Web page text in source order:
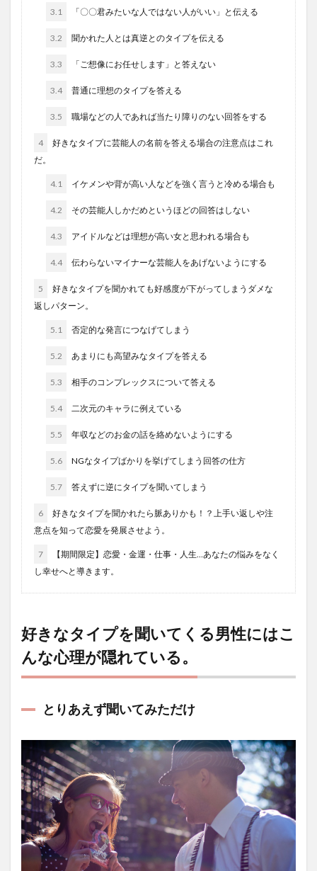
3.1 「〇〇君みたいな人ではない人がいい」と伝える
3.2 聞かれた人とは真逆とのタイプを伝える
3.3 「ご想像にお任せします」と答えない
3.4 普通に理想のタイプを答える
3.5 職場などの人であれば当たり障りのない回答をする
4
好きなタイプに芸能人の名前を答える場合の注意点はこれ
だ。
4.1 イケメンや背が高い人などを強く言うと冷める場合も
4.2 その芸能人しかだめというほどの回答はしない
4.3 アイドルなどは理想が高い女と思われる場合も
4.4 伝わらないマイナーな芸能人をあげないようにする
5
好きなタイプを聞かれても好感度が下がってしまうダメな
返しパターン。
5.1 否定的な発言につなげてしまう
5.2 あまりにも高望みなタイプを答える
5.3 相手のコンプレックスについて答える
5.4 二次元のキャラに例えている
5.5 年収などのお金の話を絡めないようにする
5.6 NGなタイプばかりを挙げてしまう回答の仕方
5.7 答えずに逆にタイプを聞いてしまう
6
好きなタイプを聞かれたら脈ありかも！？上手い返しや注
意点を知って恋愛を発展させよう。
7
【期間限定】恋愛・金運・仕事・人生…あなたの悩みをなく
し幸せへと導きます。
好きなタイプを聞いてくる男性にはこ
んな心理が隠れている。
とりあえず聞いてみただけ